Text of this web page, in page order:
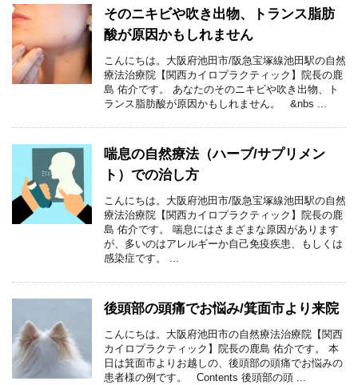
そのニキビや吹き出物、トランス脂肪
酸が原因かもしれません
こんにちは。大阪府池田市/阪急宝塚線池田駅の自然
療法治療院【関西カイロプラクティック】院長の鹿
島 佑介です。 あなたのそのニキビや吹き出物、ト
ランス脂肪酸が原因かもしれません。 &nbs ...
喘息の自然療法（ハーブ/サプリメン
ト）での治し方
こんにちは。大阪府池田市/阪急宝塚線池田駅の自然
療法治療院【関西カイロプラクティック】院長の鹿
島 佑介です。 喘息にはさまざまな原因があります
が、多いのはアレルギーか自己免疫疾患、もしくは
感染症です。 ...
後頭部の頭痛でお悩み/箕面市より来院
こんにちは。大阪府池田市の自然療法治療院【関西
カイロプラクティック】院長の鹿島 佑介です。 本
日は箕面市よりお越しの、後頭部の頭痛でお悩みの
患者様の例です。 Contents 後頭部の頭 ...